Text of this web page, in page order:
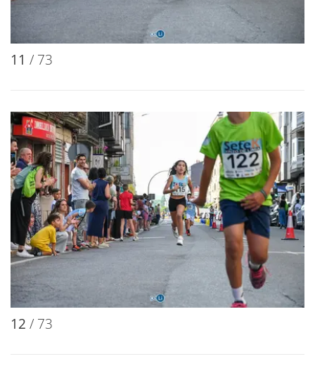
11 / 73
12 / 73